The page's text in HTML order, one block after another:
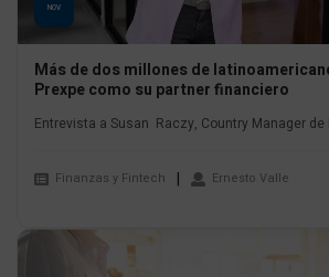
NOV
Más de dos millones de
Prexpe como su partner financiero
Entrevista a Susan Raczy, Country Manager de
Finanzas y Fintech Ernesto Valle